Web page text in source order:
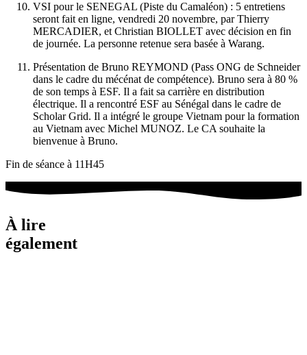
VSI pour le SENEGAL (Piste du Camaléon) : 5 entretiens
seront fait en ligne, vendredi 20 novembre, par Thierry
MERCADIER, et Christian BIOLLET avec décision en fin
de journée. La personne retenue sera basée à Warang.
Présentation de Bruno REYMOND (Pass ONG de Schneider
dans le cadre du mécénat de compétence). Bruno sera à 80 %
de son temps à ESF. Il a fait sa carrière en distribution
électrique. Il a rencontré ESF au Sénégal dans le cadre de
Scholar Grid. Il a intégré le groupe Vietnam pour la formation
au Vietnam avec Michel MUNOZ. Le CA souhaite la
bienvenue à Bruno.
Fin de séance à 11H45
À lire
également